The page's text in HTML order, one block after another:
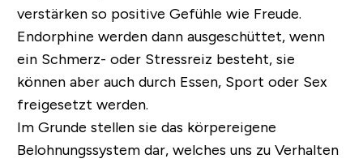
verstärken so positive Gefühle wie Freude.
Endorphine werden dann ausgeschüttet, wenn
ein Schmerz- oder Stressreiz besteht, sie
können aber auch durch Essen, Sport oder Sex
freigesetzt werden.
Im Grunde stellen sie das körpereigene
Belohnungssystem dar, welches uns zu Verhalten